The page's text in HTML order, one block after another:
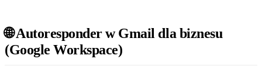
🌐 Autoresponder w Gmail dla biznesu
(Google Workspace)